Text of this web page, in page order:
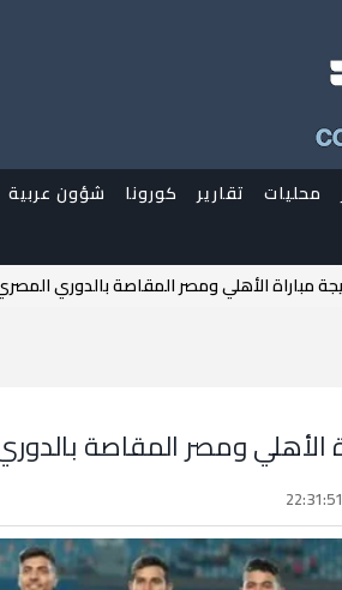
محليات تقارير كورونا شؤون عربية
مباراة الأهلي ومصر المقاصة بالدوري
الأهلي ومصر المقاصة